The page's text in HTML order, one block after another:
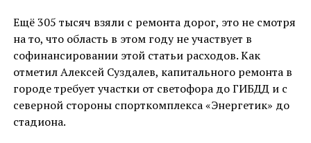
Ещё 305 тысяч взяли с ремонта дорог, это не смотря
на то, что область в этом году не участвует в
софинансировании этой статьи расходов. Как
отметил Алексей Суздалев, капитального ремонта в
городе требует участки от светофора до ГИБДД и с
северной стороны спорткомплекса «Энергетик» до
стадиона.